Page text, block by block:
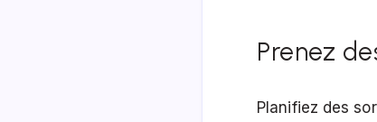
Prenez
Planifiez des